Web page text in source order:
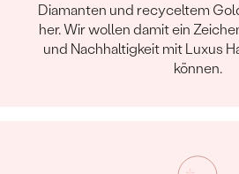
Diamanten und recyceltem
her. Wir wollen damit ein
und Nachhaltigkeit mit Luxus
können.